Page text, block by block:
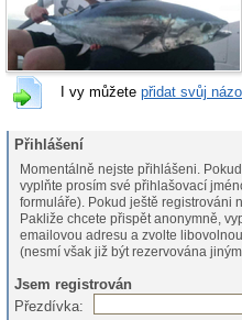
I vy můžete přidat svůj
Přihlášení
Momentálně nejste přihlášeni.
vyplňte prosím své přihlašovací
formuláře). Pokud ještě
Pakliže chcete přispět anonymně,
emailovou adresu a zvolte
(nesmí však již být rezervována
Jsem registrován
Přezdívka: